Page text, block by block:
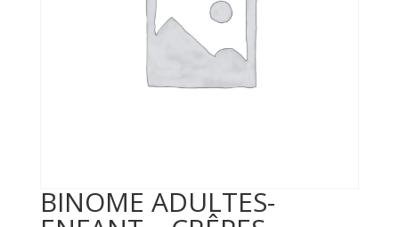
BINOME ADULTES-